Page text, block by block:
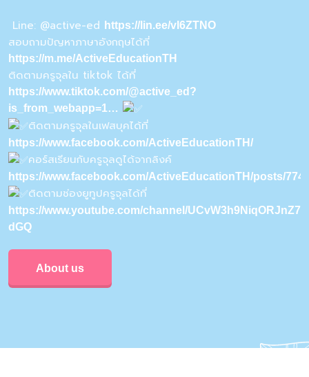
Line: @active-ed https://lin.ee/vI6ZTNO
สอบถามปัญหาภาษาอังกฤษได้ที่
https://m.me/ActiveEducationTH
ติดตามครูจุลใน tiktok ได้ที่
https://www.tiktok.com/@active_ed?
is_from_webapp=1…
ติดตามครูจุลในเฟสบุคได้ที่
https://www.facebook.com/ActiveEducationTH/
คอร์สเรียนกับครูจุลดูได้จากลิงค์
https://www.facebook.com/ActiveEducationTH/posts/
ติดตามช่องยูทูปครูจุลได้ที่
https://www.youtube.com/channel/
dGQ
About us